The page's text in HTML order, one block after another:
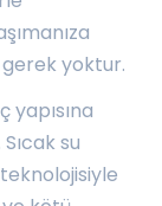
gerek yoktur.
yapısına
su